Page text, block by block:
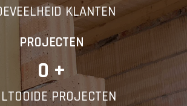
KLANTEN
PROJECTEN
0 +
PROJECTEN